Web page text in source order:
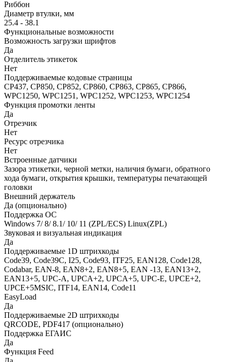
Риббон
Диаметр втулки, мм
25.4 - 38.1
Функциональные возможности
Возможность загрузки шрифтов
Да
Отделитель этикеток
Нет
Поддерживаемые кодовые страницы
CP437, CP850, CP852, CP860, CP863, CP865, CP866,
WPC1250, WPC1251, WPC1252, WPC1253, WPC1254
Функция промотки ленты
Да
Отрезчик
Нет
Ресурс отрезчика
Нет
Встроенные датчики
Зазора этикетки, черной метки, наличия бумаги, обратного
хода бумаги, открытия крышки, температуры печатающей
головки
Внешний держатель
Да (опционально)
Поддержка ОС
Windows 7/ 8/ 8.1/ 10/ 11 (ZPL/ECS) Linux(ZPL)
Звуковая и визуальная индикация
Да
Поддерживаемые 1D штрихкоды
Code39, Code39C, I25, Code93, ITF25, EAN128, Code128,
Codabar, EAN-8, EAN8+2, EAN8+5, EAN -13, EAN13+2,
EAN13+5, UPC-A, UPCA+2, UPCA+5, UPC-E, UPCE+2,
UPCE+5MSIC, ITF14, EAN14, Code11
EasyLoad
Да
Поддерживаемые 2D штрихкоды
QRCODE, PDF417 (опционально)
Поддержка ЕГАИС
Да
Функция Feed